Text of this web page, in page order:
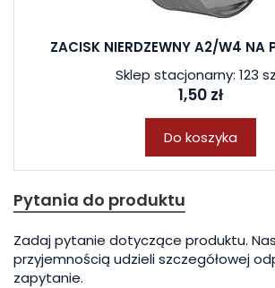
ZACISK NIERDZEWNY A2/W4 NA
Sklep stacjonarny: 123
1,50 zł
Do koszyka
Pytania do produktu
Zadaj pytanie dotyczące produktu.
przyjemnością udzieli szczegółowej
zapytanie.